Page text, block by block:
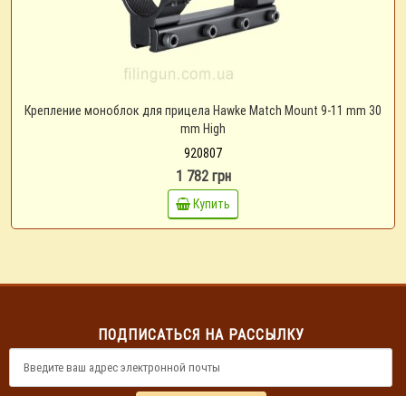
Крепление моноблок для прицела Hawke Match Mount 9-11 mm 30
mm High
920807
1 782 грн
Купить
ПОДПИСАТЬСЯ НА РАССЫЛКУ